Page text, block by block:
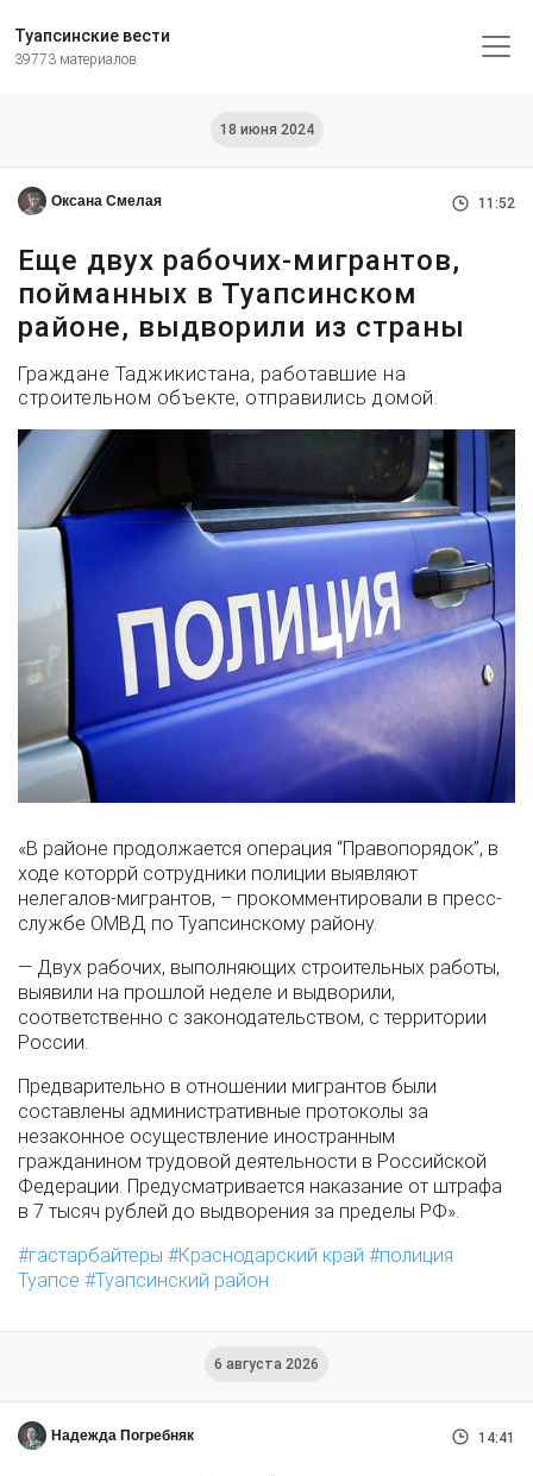
Туапсинские вести
39773 материалов
18 июня 2024
Оксана Смелая 11:52
Еще двух рабочих-мигрантов,
пойманных в Туапсинском
районе, выдворили из страны
Граждане Таджикистана, работавшие на
строительном объекте, отправились домой.
«В районе продолжается операция “Правопорядок”, в
ходе которрй сотрудники полиции выявляют
нелегалов-мигрантов, – прокомментировали в пресс-
службе ОМВД по Туапсинскому району.
— Двух рабочих, выполняющих строительных работы,
выявили на прошлой неделе и выдворили,
соответственно с законодательством, с территории
России.
Предварительно в отношении мигрантов были
составлены административные протоколы за
незаконное осуществление иностранным
гражданином трудовой деятельности в Российской
Федерации. Предусматривается наказание от штрафа
в 7 тысяч рублей до выдворения за пределы РФ».
гастарбайтеры
Краснодарский край
полиция
Туапсе
Туапсинский район
6 августа 2026
Надежда Погребняк 14:41